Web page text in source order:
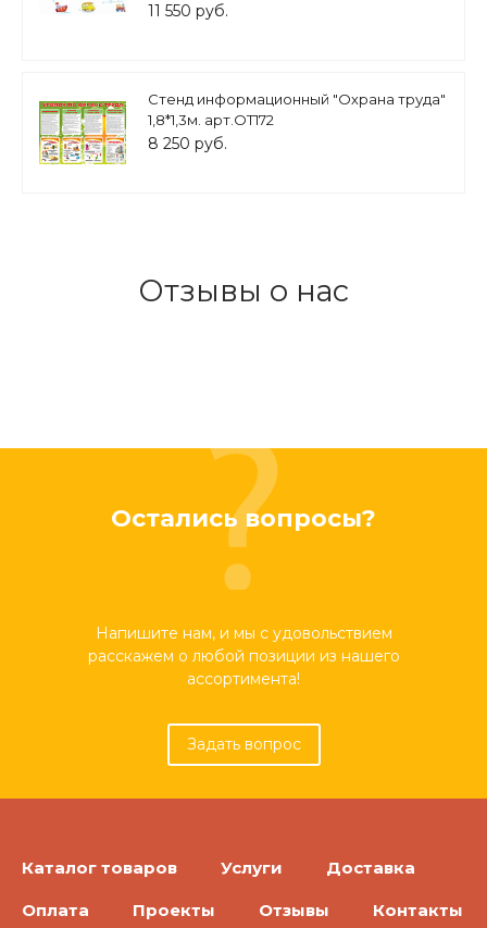
11 550 руб.
Стенд информационный "Охрана труда"
1,8*1,3м. арт.ОТ172
8 250 руб.
Отзывы о нас
Остались вопросы?
Напишите нам, и мы с удовольствием
расскажем о любой позиции из нашего
ассортимента!
Задать вопрос
Каталог товаров Услуги Доставка
Оплата Проекты Отзывы Контакты